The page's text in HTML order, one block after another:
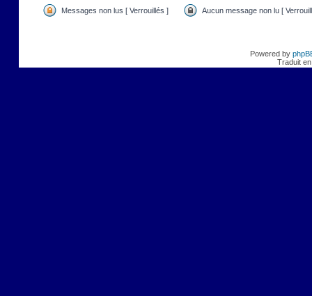
Messages non lus [ Verrouillés ] Aucun message non lu [
Powered by
Traduit